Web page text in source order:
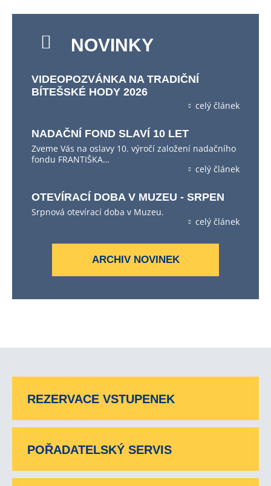
NOVINKY
VIDEOPOZVÁNKA NA TRADIČNÍ
BÍTEŠSKÉ HODY 2026
celý článek
NADAČNÍ FOND SLAVÍ 10 LET
Zveme Vás na oslavy 10. výročí založení nadačního
fondu FRANTIŠKA…
celý článek
OTEVÍRACÍ DOBA V MUZEU - SRPEN
Srpnová otevírací doba v Muzeu.
celý článek
ARCHIV NOVINEK
REZERVACE VSTUPENEK
POŘADATELSKÝ SERVIS